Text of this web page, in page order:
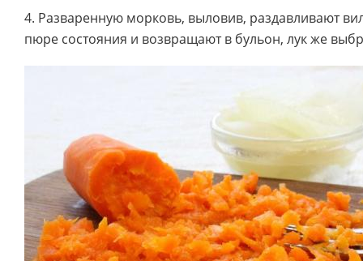
4. Разваренную морковь, выловив, раздавливают
пюре состояния и возвращают в бульон, лук же